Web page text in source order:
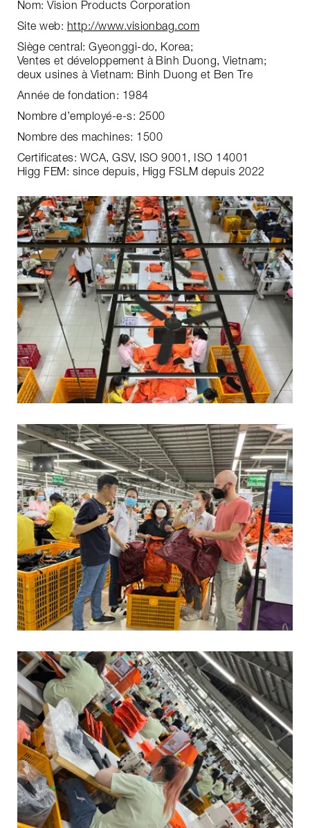
Nom: Vision Products Corporation
Site web: http://www.visionbag.com
Siège central: Gyeonggi-do, Korea;
Ventes et développement à Binh Duong, Vietnam;
deux usines à Vietnam: Binh Duong et Ben Tre
Année de fondation: 1984
Nombre d’employé-e-s: 2500
Nombre des machines: 1500
Certificates: WCA, GSV, ISO 9001, ISO 14001
Higg FEM: since depuis, Higg FSLM depuis 2022